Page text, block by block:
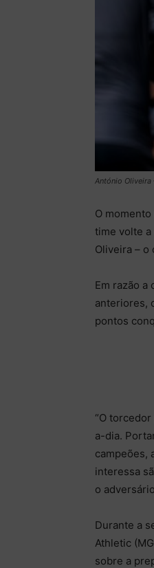
António Oliveira
O
time volte
Oliveira – o
Em razão a
anteriores,
pontos
“O
a-dia.
campeões,
interessa
o
Durante a
Athletic
sobre a